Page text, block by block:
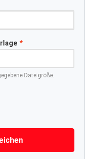
*
Dateigröße.